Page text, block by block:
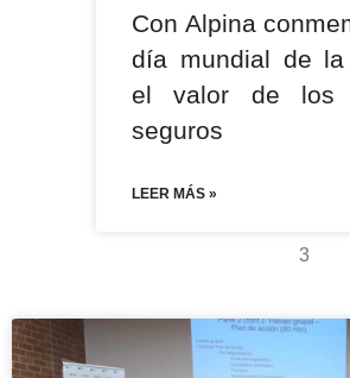
Con Alpina
día mundial de la
el valor de los
seguros
LEER MÁS »
3